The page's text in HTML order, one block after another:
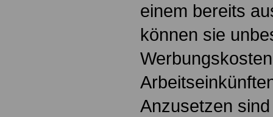
einem bereits
können sie
Anzusetzen